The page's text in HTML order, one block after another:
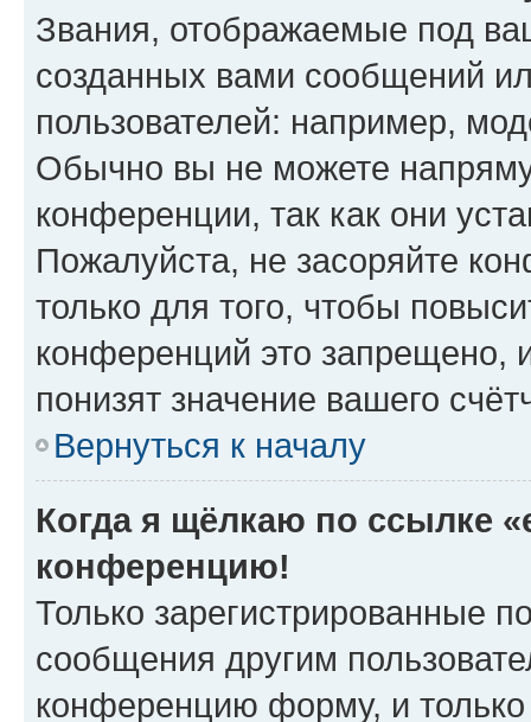
Звания, отображаемые под
созданных вами сообщений
пользователей: например,
Обычно вы не можете
конференции, так как они
Пожалуйста, не засоряйте
только для того, чтобы
конференций это запрещено,
понизят значение вашего
Вернуться к началу
Когда я щёлкаю по ссылке
конференцию!
Только зарегистрированные
сообщения другим
конференцию форму, и